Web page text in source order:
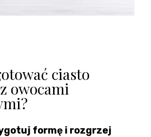
ciasto
owocami
formę i rozgrzej